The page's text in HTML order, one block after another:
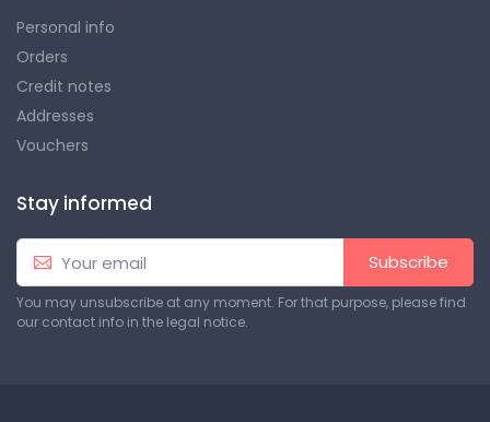
Personal info
Orders
Credit notes
Addresses
Vouchers
Stay informed
Subscribe
You may unsubscribe at any moment. For that purpose, please find
our contact info in the legal notice.